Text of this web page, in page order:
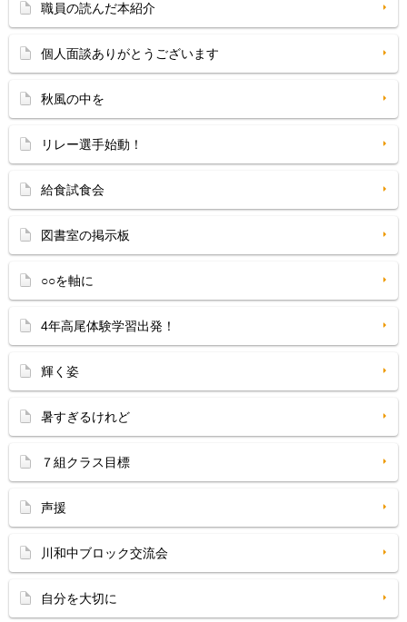
職員の読んだ本紹介
個人面談ありがとうございます
秋風の中を
リレー選手始動！
給食試食会
図書室の掲示板
○○を軸に
4年高尾体験学習出発！
輝く姿
暑すぎるけれど
７組クラス目標
声援
川和中ブロック交流会
自分を大切に